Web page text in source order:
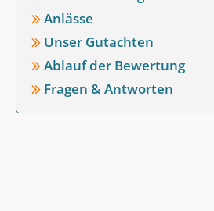
Anlässe
Unser Gutachten
Ablauf der Bewertung
Fragen & Antworten